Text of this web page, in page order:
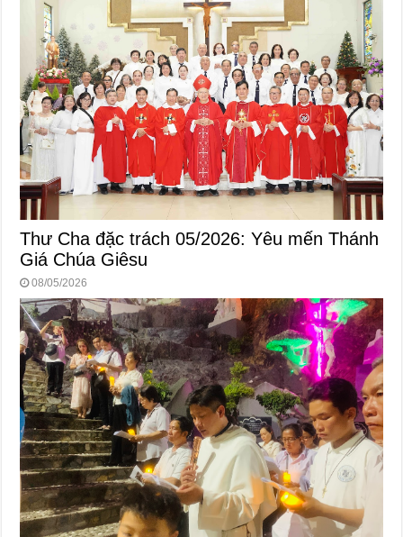
Thư Cha đặc trách 05/2026: Yêu mến Thánh
Giá Chúa Giêsu
08/05/2026